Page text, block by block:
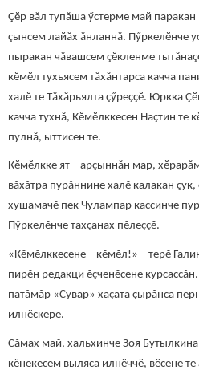
Çӗр вăл тупăша ӳстерме май
çынсем лайăх ăнланнă. Пӳркелӗнче
пыракан чăвашсем çӗкленме
кӗмӗл тухьясем тăхăнтарса качча
халӗ те Тăхăрьялта çӳреççӗ. Юркка
качча тухнă, Кӗмӗлккесен Наçтин те
пулнă, ыттисен те.
Кӗмӗлкке ят – арçыннăн мар,
вăхăтра пурăннине халӗ калакан
хушамачӗ пек Чулампар кассинче
Пӳркелӗнче тахçанах пӗлеççӗ.
«Кӗмӗлккесене – кӗмӗл!» – терӗ
пирӗн редакци ӗçченӗсене
патăмăр «Сувар» хаçата çырăнса
илнӗскере.
Сăмах май, хальхинче Зоя
кӗнекесем выляса илнӗччӗ, вӗсене